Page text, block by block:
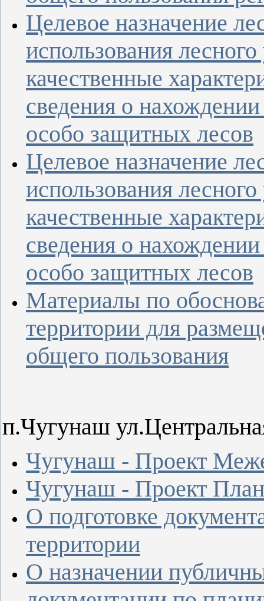
Целевое назначение
использования
качественные
сведения о
особо защитных лесов
Целевое назначение
использования
качественные
сведения о
особо защитных лесов
Материалы по
территории для
общего пользования
п.Чугунаш
Чугунаш - Проект
Чугунаш - Проект
О подготовке
территории
О назначении